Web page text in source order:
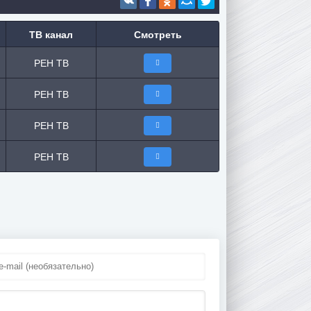
ТВ канал Смотреть
РЕН ТВ
РЕН ТВ
РЕН ТВ
РЕН ТВ